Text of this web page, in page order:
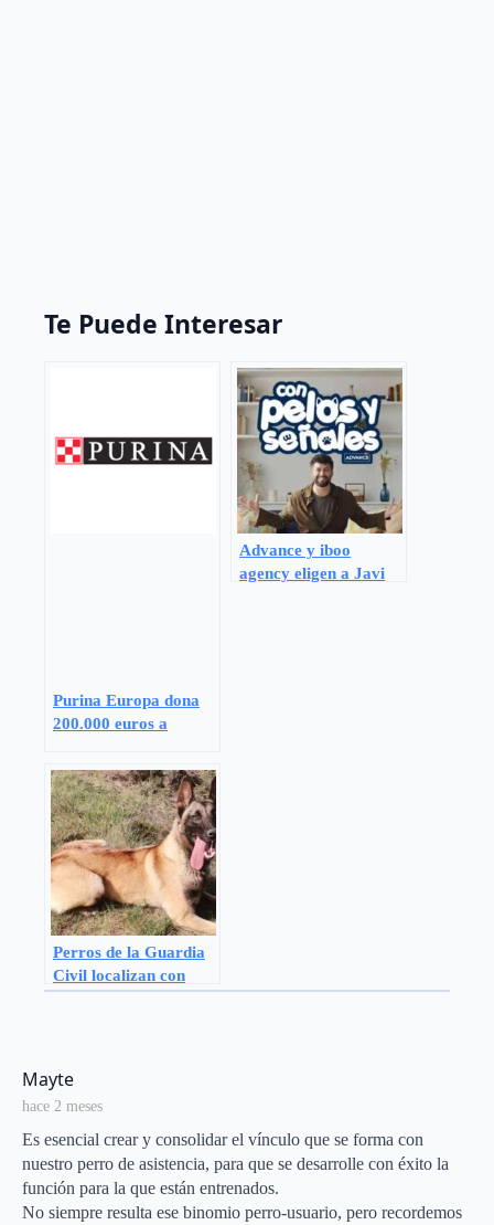
Te Puede Interesar
Purina Europa dona
200.000 euros a
mejoran la vida de
personas vulnerables
mediante el vínculo
humano-animal
Advance y iboo
agency eligen a Javi
Perros de la Guardia
Civil localizan con
Maytesays:
hace 2 meses
Es esencial crear y consolidar el vínculo que se forma con
nuestro perro de asistencia, para que se desarrolle con éxito la
función para la que están entrenados.
No siempre resulta ese binomio perro-usuario, pero recordemos